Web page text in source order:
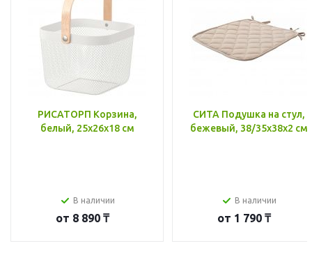
РИСАТОРП Корзина,
белый, 25x26x18 см
В наличии
от 8 890 ₸
СИТА Подушка на стул,
бежевый, 38/35x38x2 см
В наличии
от 1 790 ₸